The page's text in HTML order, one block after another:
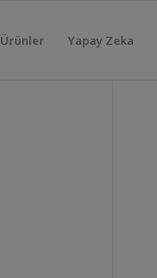
Ürünler Yapay Zeka